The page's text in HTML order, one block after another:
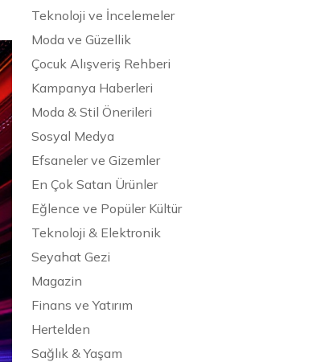
Teknoloji ve İncelemeler
Moda ve Güzellik
Çocuk Alışveriş Rehberi
Kampanya Haberleri
Moda & Stil Önerileri
Sosyal Medya
Efsaneler ve Gizemler
En Çok Satan Ürünler
Eğlence ve Popüler Kültür
Teknoloji & Elektronik
Seyahat Gezi
Magazin
Finans ve Yatırım
Hertelden
Sağlık & Yaşam